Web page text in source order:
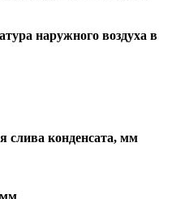
наружного воздуха в
слива конденсата, мм